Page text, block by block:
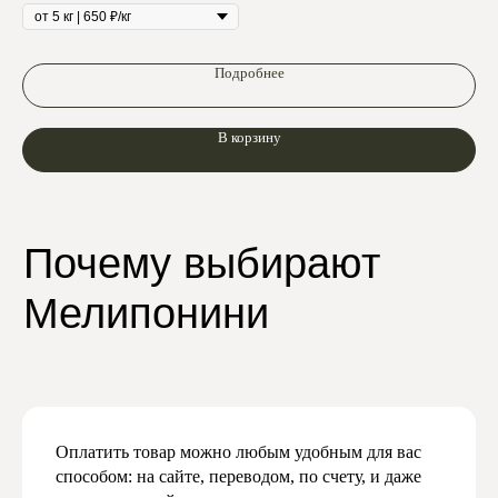
Подробнее
В корзину
Оплатить товар можно любым удобным для вас
способом: на сайте, переводом, по счету, и даже
Мы будем присылать вам действительно
важную и актуальную информацию,
Подпишитесь
на нашу рассылку
и узнавайте первыми
Даю согласие на обработку персональных
конфиденциальности